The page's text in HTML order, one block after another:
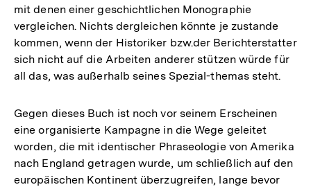
mit denen einer geschichtlichen Monographie
vergleichen. Nichts dergleichen könnte je zustande
kommen, wenn der Historiker bzw.der Berichterstatter
sich nicht auf die Arbeiten anderer stützen würde für
all das, was außerhalb seines Spezial-themas steht.
Gegen dieses Buch ist noch vor seinem Erscheinen
eine organisierte Kampagne in die Wege geleitet
worden, die mit identischer Phraseologie von Amerika
nach England getragen wurde, um schließlich auf den
europäischen Kontinent überzugreifen, lange bevor